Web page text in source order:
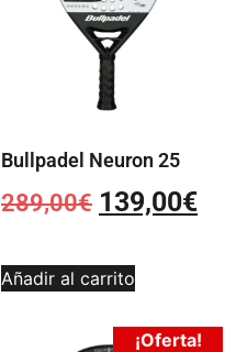
Bullpadel Neuron 25
289,00€ 139,00€
Añadir al carrito
¡Oferta!